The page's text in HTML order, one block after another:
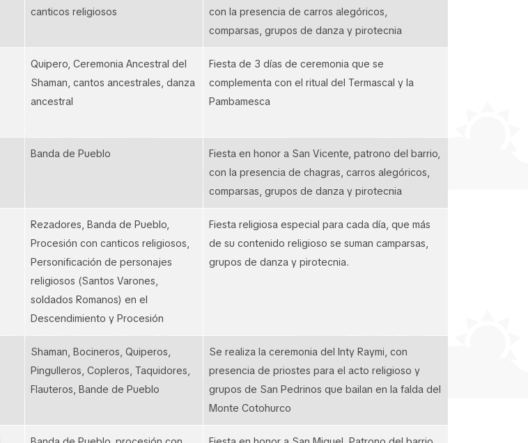
canticos religiosos
con la presencia de carros alegóricos,
comparsas, grupos de danza y pirotecnia
Quipero, Ceremonia Ancestral del
Shaman, cantos ancestrales, danza
ancestral
Fiesta de 3 días de ceremonia que se
complementa con el ritual del Termascal y la
Pambamesca
Banda de Pueblo
Fiesta en honor a San Vicente, patrono del barrio,
con la presencia de chagras, carros alegóricos,
comparsas, grupos de danza y pirotecnia
Rezadores, Banda de Pueblo,
Procesión con canticos religiosos,
Personificación de personajes
religiosos (Santos Varones,
soldados Romanos) en el
Descendimiento y Procesión
Fiesta religiosa especial para cada día, que más
de su contenido religioso se suman camparsas,
grupos de danza y pirotecnia.
Shaman, Bocineros, Quiperos,
Pingulleros, Copleros, Taquidores,
Flauteros, Bande de Pueblo
Se realiza la ceremonia del Inty Raymi, con
presencia de priostes para el acto religioso y
grupos de San Pedrinos que bailan en la falda del
Monte Cotohurco